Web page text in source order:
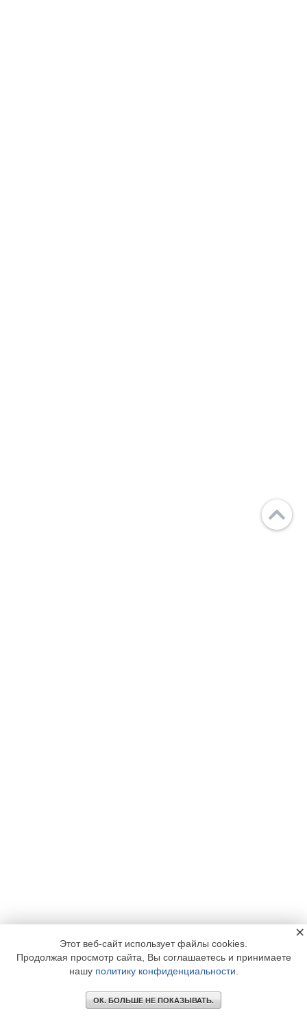
Этот веб-сайт использует файлы cookies.
Продолжая просмотр сайта, Вы соглашаетесь и принимаете
нашу политику конфиденциальности
ОК. БОЛЬШЕ НЕ ПОКАЗЫВАТЬ.
×